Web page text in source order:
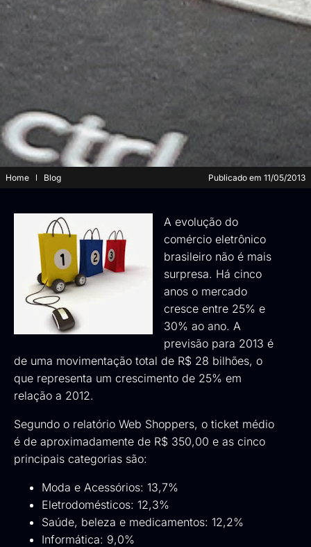
Home Blog Publicado em 11/05/2013
A evolução do
comércio eletrônico
brasileiro não é mais
surpresa. Há cinco
anos o mercado
cresce entre 25% e
30% ao ano. A
previsão para 2013 é
de uma movimentação total de R$ 28 bilhões, o
que representa um crescimento de 25% em
relação a 2012.
Segundo o relatório Web Shoppers, o ticket médio
é de aproximadamente de R$ 350,00 e as cinco
principais categorias são:
Moda e Acessórios: 13,7%
Eletrodomésticos: 12,3%
Saúde, beleza e medicamentos: 12,2%
Informática: 9,0%